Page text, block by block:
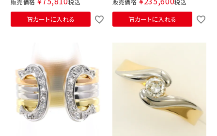
カートに入れる カートに入れる